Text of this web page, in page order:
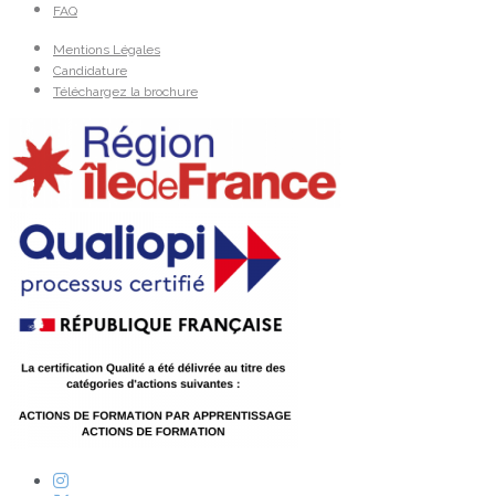
FAQ
Mentions Légales
Candidature
Téléchargez la brochure